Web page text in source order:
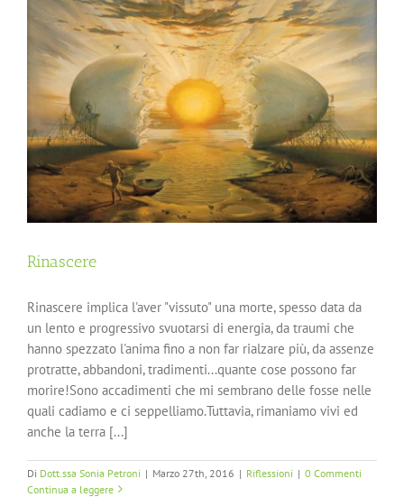
Rinascere
Rinascere implica l'aver "vissuto" una morte, spesso data da
un lento e progressivo svuotarsi di energia, da traumi che
hanno spezzato l'anima fino a non far rialzare più, da assenze
protratte, abbandoni, tradimenti...quante cose possono far
morire!Sono accadimenti che mi sembrano delle fosse nelle
quali cadiamo e ci seppelliamo.Tuttavia, rimaniamo vivi ed
anche la terra [...]
Di Dott.ssa Sonia Petroni | Marzo 27th, 2016 | Riflessioni | 0 Commenti
Continua a leggere